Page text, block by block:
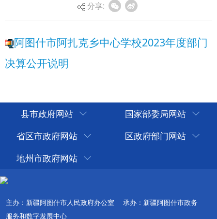
分享:
县市政府网站
国家部委局网站
省区市政府网站
区政府部门网站
地州市政府网站
主办：新疆阿图什市人民政府办公室
承办：新疆阿图什市政务
服务和数字发展中心